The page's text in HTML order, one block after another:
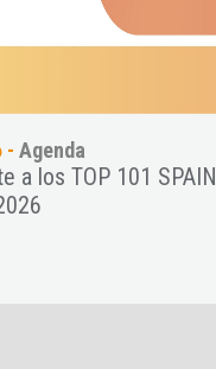
-Agenda
a los TOP 101